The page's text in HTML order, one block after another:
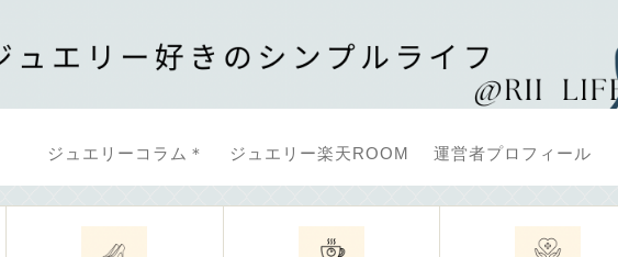
ジュエリーコラム＊ ジュエリー楽天ROOM 運営者プロフィール